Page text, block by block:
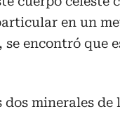
en un
encontró que
minerales de